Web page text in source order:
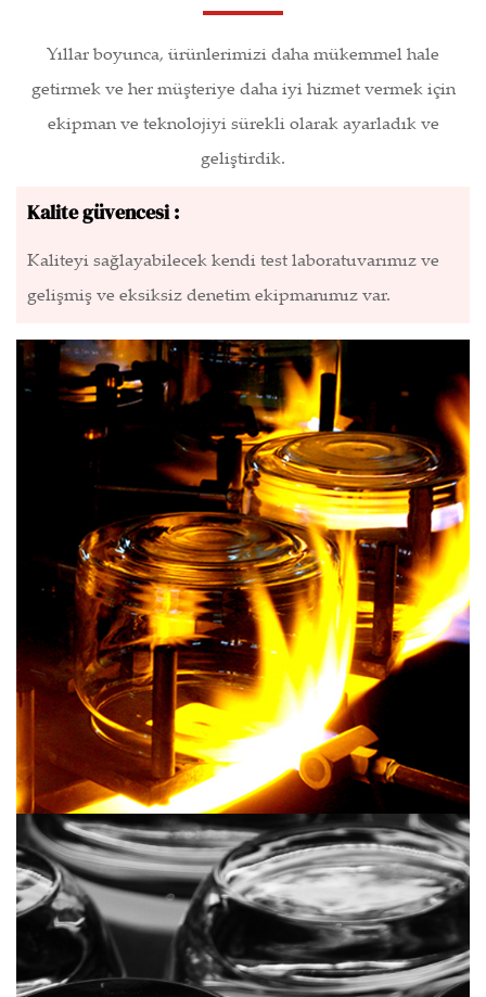
Yıllar boyunca, ürünlerimizi daha mükemmel hale
getirmek ve her müşteriye daha iyi hizmet vermek için
ekipman ve teknolojiyi sürekli olarak ayarladık ve
geliştirdik.
Kalite güvencesi :
Kaliteyi sağlayabilecek kendi test laboratuvarımız ve
gelişmiş ve eksiksiz denetim ekipmanımız var.